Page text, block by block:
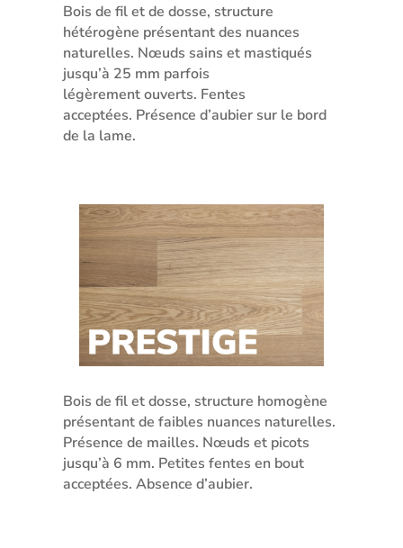
Bois de fil et de dosse, structure
hétérogène présentant des nuances
naturelles. Nœuds sains et mastiqués
jusqu’à 25 mm parfois
légèrement ouverts. Fentes
acceptées. Présence d’aubier sur le bord
de la lame.
Bois de fil et dosse, structure homogène
présentant de faibles nuances naturelles.
Présence de mailles. Nœuds et picots
jusqu’à 6 mm. Petites fentes en bout
acceptées. Absence d’aubier.